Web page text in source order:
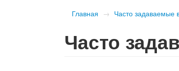
Главная → Часто задаваемые
Часто